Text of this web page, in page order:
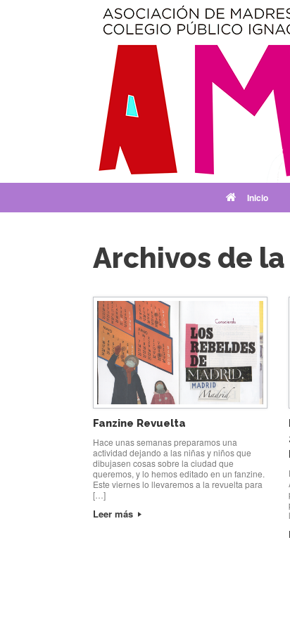
Inicio
Archivos de
Fanzine Revuelta
Hace unas semanas preparamos una
actividad dejando a las niñas y niños que
dibujasen cosas sobre la ciudad que
queremos, y lo hemos editado en un fanzine.
Este viernes lo llevaremos a la revuelta para
[…]
Leer más